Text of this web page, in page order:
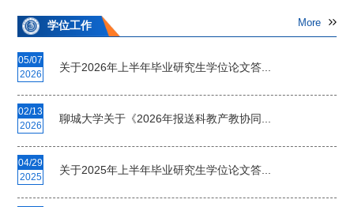
学位工作 More
05/07
2026
关于2026年上半年毕业研究生学位论文答...
02/13
2026
聊城大学关于《2026年报送科教产教协同...
04/29
2025
关于2025年上半年毕业研究生学位论文答...